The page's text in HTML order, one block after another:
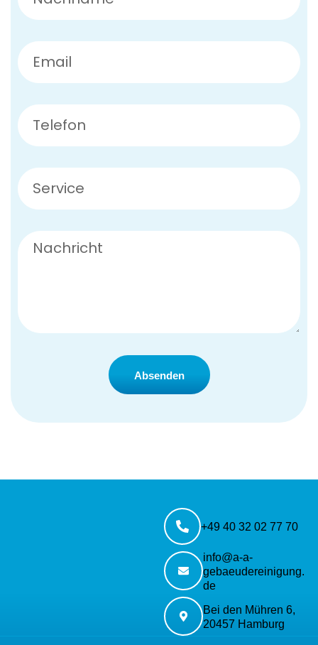
Absenden
+49 40 32 02 77 70
info@a-a-
gebaeudereinigung.
de
Bei den Mühren 6,
20457 Hamburg